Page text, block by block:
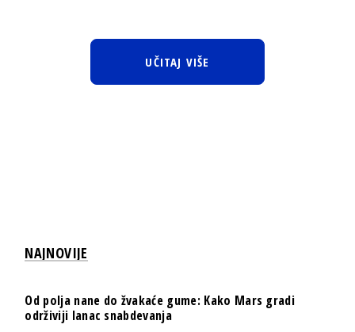
UČITAJ VIŠE
NAJNOVIJE
Od polja nane do žvakaće gume: Kako Mars gradi
održiviji lanac snabdevanja